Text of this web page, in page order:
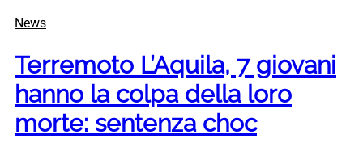
News
Terremoto L’Aquila, 7 giovani
hanno la colpa della loro
morte: sentenza choc